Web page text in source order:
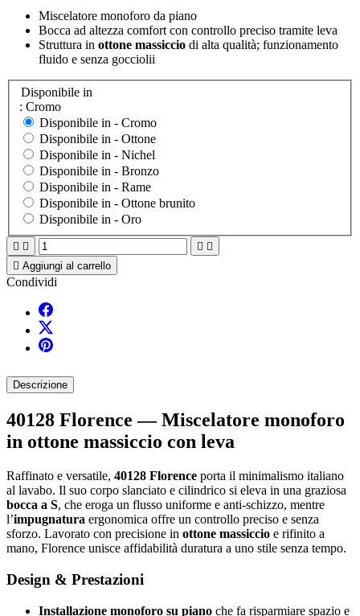
Miscelatore monoforo da piano
Bocca ad altezza comfort con controllo preciso tramite leva
Struttura in ottone massiccio di alta qualità; funzionamento
fluido e senza gocciolii
Disponibile in
: Cromo
Disponibile in - Cromo
Disponibile in - Ottone
Disponibile in - Nichel
Disponibile in - Bronzo
Disponibile in - Rame
Disponibile in - Ottone brunito
Disponibile in - Oro
   
 Aggiungi al carrello
Condividi
Descrizione
40128 Florence — Miscelatore monoforo
in ottone massiccio con leva
Raffinato e versatile, 40128 Florence porta il minimalismo italiano
al lavabo. Il suo corpo slanciato e cilindrico si eleva in una graziosa
bocca a S, che eroga un flusso uniforme e anti‑schizzo, mentre
l’impugnatura ergonomica offre un controllo preciso e senza
sforzo. Lavorato con precisione in ottone massiccio e rifinito a
mano, Florence unisce affidabilità duratura a uno stile senza tempo.
Design & Prestazioni
Installazione monoforo su piano che fa risparmiare spazio e